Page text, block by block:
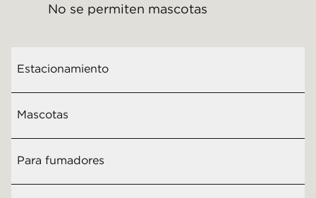
No se permiten mascotas
Estacionamiento
Mascotas
Para fumadores